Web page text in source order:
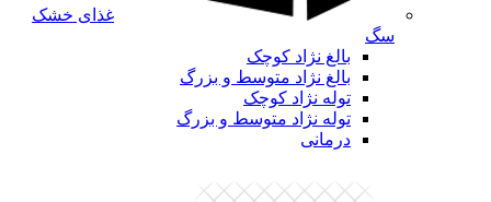
غذای خشک
سگ
بالغ نژاد کوچک
بالغ نژاد متوسط و بزرگ
توله نژاد کوچک
توله نژاد متوسط و بزرگ
درمانی